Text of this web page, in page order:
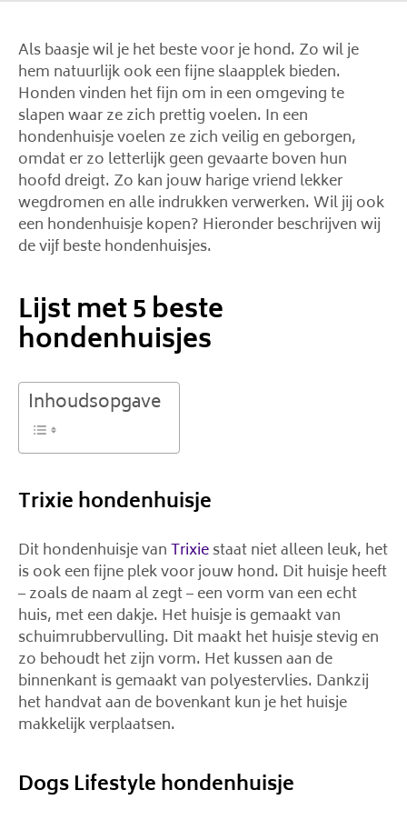
Als baasje wil je het beste voor je hond. Zo wil je
hem natuurlijk ook een fijne slaapplek bieden.
Honden vinden het fijn om in een omgeving te
slapen waar ze zich prettig voelen. In een
hondenhuisje voelen ze zich veilig en geborgen,
omdat er zo letterlijk geen gevaarte boven hun
hoofd dreigt. Zo kan jouw harige vriend lekker
wegdromen en alle indrukken verwerken. Wil jij ook
een hondenhuisje kopen? Hieronder beschrijven wij
de vijf beste hondenhuisjes.
Lijst met 5 beste
hondenhuisjes
Inhoudsopgave
Trixie hondenhuisje
Dit hondenhuisje vanTrixiestaat niet alleen leuk, het
is ook een fijne plek voor jouw hond. Dit huisje heeft
– zoals de naam al zegt – een vorm van een echt
huis, met een dakje. Het huisje is gemaakt van
schuimrubbervulling. Dit maakt het huisje stevig en
zo behoudt het zijn vorm. Het kussen aan de
binnenkant is gemaakt van polyestervlies. Dankzij
het handvat aan de bovenkant kun je het huisje
makkelijk verplaatsen.
Dogs Lifestyle hondenhuisje